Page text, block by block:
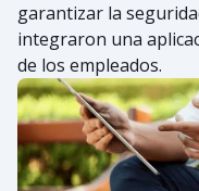
garantizar la
integraron una
de los empleados.